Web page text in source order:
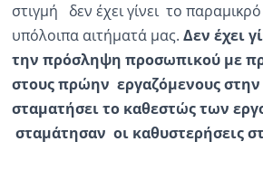
στιγμή δεν έχει γίνει το
υπόλοιπα αιτήματά μας. Δεν έχει
την πρόσληψη προσωπικού με
στους πρώην εργαζόμενους
σταματήσει το καθεστώς των
σταμάτησαν οι καθυστερήσεις